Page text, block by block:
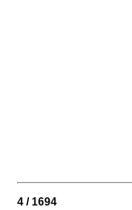
4 / 1694